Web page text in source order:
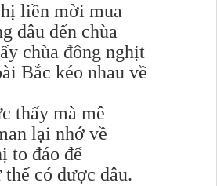
liền mời mua
đâu đến chùa
chùa đông nghịt
Bắc kéo nhau về
thấy mà mê
lại nhớ về
to đáo để
có được đâu.